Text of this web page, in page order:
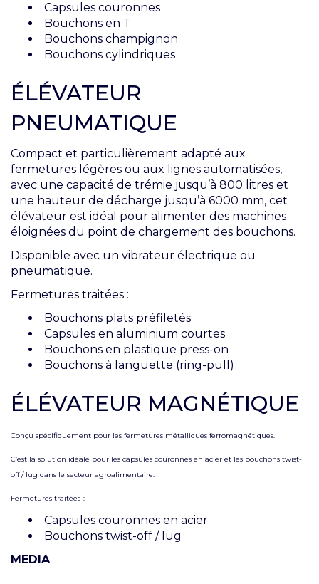
Capsules couronnes
Bouchons en T
Bouchons champignon
Bouchons cylindriques
ÉLÉVATEUR
PNEUMATIQUE
Compact et particulièrement adapté aux
fermetures légères ou aux lignes automatisées,
avec une capacité de trémie jusqu’à 800 litres et
une hauteur de décharge jusqu’à 6000 mm, cet
élévateur est idéal pour alimenter des machines
éloignées du point de chargement des bouchons.
Disponible avec un vibrateur électrique ou
pneumatique.
Fermetures traitées :
Bouchons plats préfiletés
Capsules en aluminium courtes
Bouchons en plastique press-on
Bouchons à languette (ring-pull)
ÉLÉVATEUR MAGNÉTIQUE
Conçu spécifiquement pour les fermetures métalliques ferromagnétiques.
C’est la solution idéale pour les capsules couronnes en acier et les bouchons twist-
off / lug dans le secteur agroalimentaire.
Fermetures traitées ::
Capsules couronnes en acier
Bouchons twist-off / lug
MEDIA